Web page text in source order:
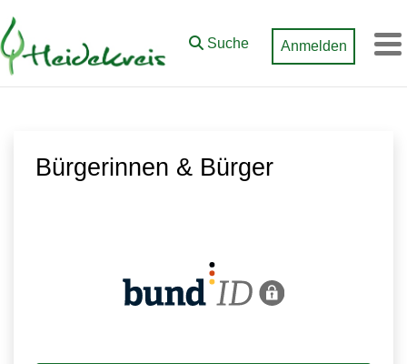
Zum Hauptinhalt springen
Suche Anmelden
Bürgerinnen & Bürger